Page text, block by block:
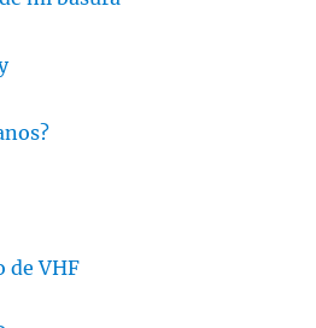
de VHF